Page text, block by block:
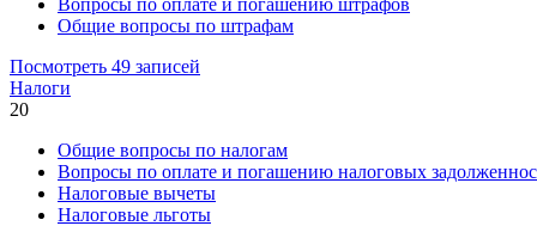
Общие вопросы по штрафам
Посмотреть 49 записей
Налоги
20
Общие вопросы по налогам
Вопросы по оплате и погашению налоговых
Налоговые вычеты
Налоговые льготы